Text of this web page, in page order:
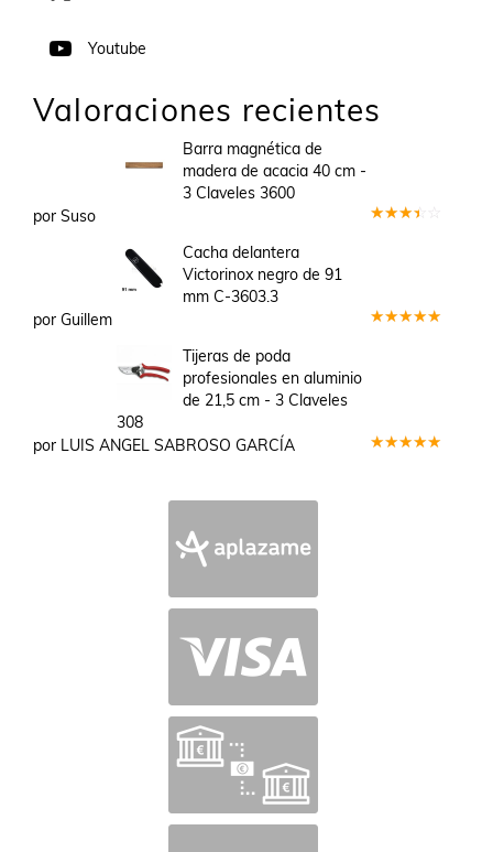
Youtube
Valoraciones recientes
Barra magnética de
madera de acacia 40 cm -
3 Claveles 3600
por Suso
Cacha delantera
Victorinox negro de 91
mm C-3603.3
por Guillem
Tijeras de poda
profesionales en aluminio
de 21,5 cm - 3 Claveles
308
por LUIS ANGEL SABROSO GARCÍA